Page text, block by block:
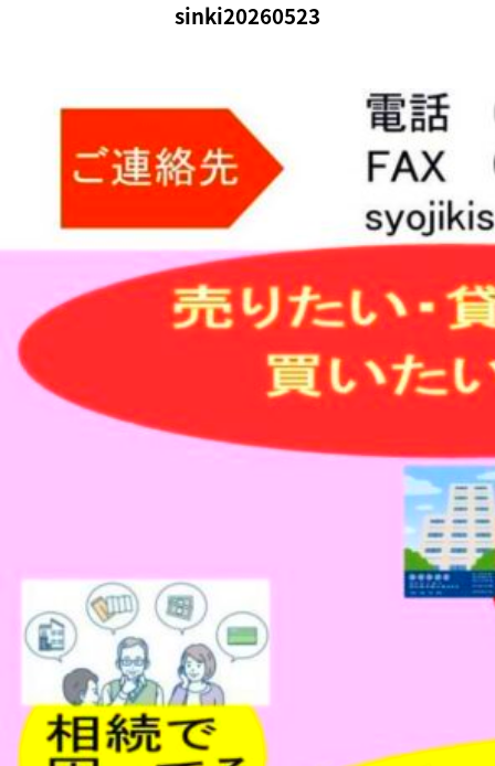
アイ・エヌ・ジー
sinki20260523